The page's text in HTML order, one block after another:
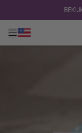
naar inhoud gaan
Toggle